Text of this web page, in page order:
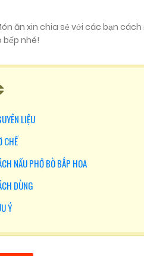
ăn xin chia sẻ với các bạn cách
bếp nhé!
LIỆU
CHẾ
NẤU PHỞ BÒ BẮP HOA
DÙNG
Ý